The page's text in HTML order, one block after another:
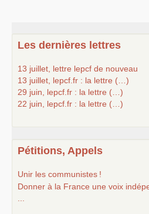
Les dernières lettres
13 juillet, lettre lepcf de nouveau
13 juillet, lepcf.fr : la lettre (…)
29 juin, lepcf.fr : la lettre (…)
22 juin, lepcf.fr : la lettre (…)
Pétitions, Appels
Unir les communistes !
Donner à la France une voix